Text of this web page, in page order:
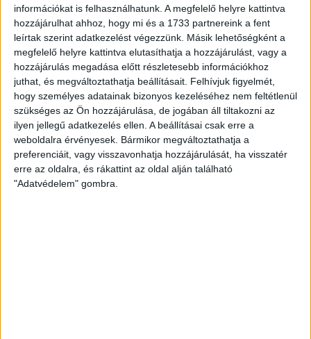
információkat is felhasználhatunk. A megfelelő helyre kattintva
hozzájárulhat ahhoz, hogy mi és a 1733 partnereink a fent
leírtak szerint adatkezelést végezzünk. Másik lehetőségként a
megfelelő helyre kattintva elutasíthatja a hozzájárulást, vagy a
hozzájárulás megadása előtt részletesebb információkhoz
juthat, és megváltoztathatja beállításait. Felhívjuk figyelmét,
hogy személyes adatainak bizonyos kezeléséhez nem feltétlenül
szükséges az Ön hozzájárulása, de jogában áll tiltakozni az
ilyen jellegű adatkezelés ellen. A beállításai csak erre a
weboldalra érvényesek. Bármikor megváltoztathatja a
preferenciáit, vagy visszavonhatja hozzájárulását, ha visszatér
erre az oldalra, és rákattint az oldal alján található
"Adatvédelem" gombra.
Termék adatlap
Kötőfonal
1,440 Ft/ motring
db Kosárba